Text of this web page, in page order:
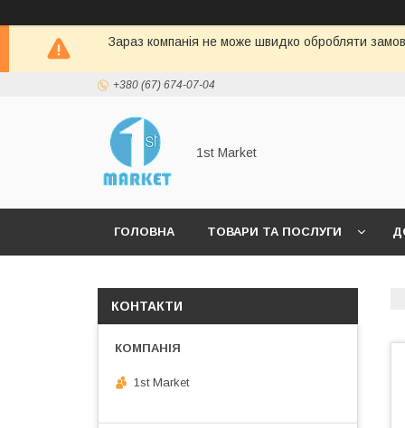
Зараз компанія не може швидко обробляти
+380 (67) 674-07-04
1st Market
ГОЛОВНА ТОВАРИ ТА ПОСЛУГИ
КОНТАКТИ
1st Market